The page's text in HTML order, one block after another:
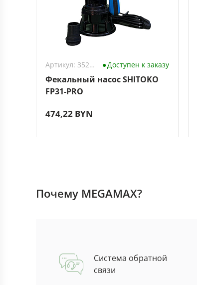
Артикул: 3528533 Доступен к заказу
Фекальный насос SHITOKO
FP31-PRO
474,22 BYN
Почему MEGAMAX?
Система обратной
связи